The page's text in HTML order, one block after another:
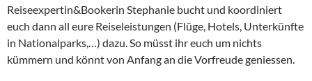
Reiseexpertin&Bookerin Stephanie bucht und koordiniert
euch dann all eure Reiseleistungen (Flüge, Hotels, Unterkünfte
in Nationalparks,…) dazu. So müsst ihr euch um nichts
kümmern und könnt von Anfang an die Vorfreude geniessen.